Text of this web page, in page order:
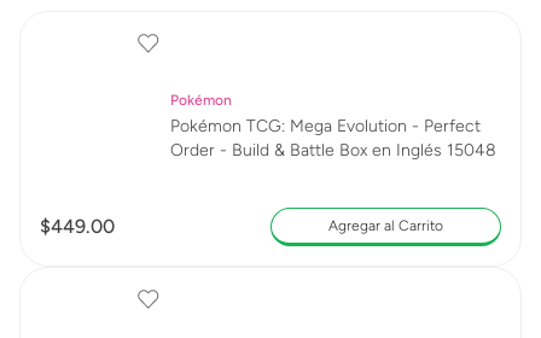
Pokémon
Pokémon TCG: Mega Evolution - Perfect
Order - Build & Battle Box en Inglés 15048
$449.00 Agregar al Carrito